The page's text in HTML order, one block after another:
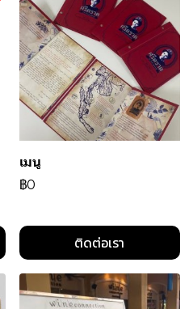
เมนู
฿0
ติดต่อเรา